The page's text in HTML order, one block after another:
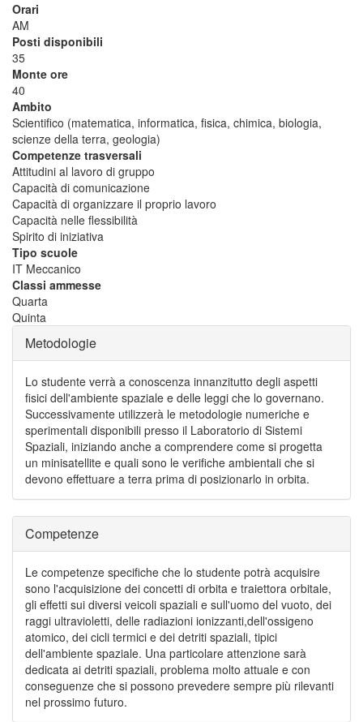
Orari
AM
Posti disponibili
35
Monte ore
40
Ambito
Scientifico (matematica, informatica, fisica, chimica, biologia,
scienze della terra, geologia)
Competenze trasversali
Attitudini al lavoro di gruppo
Capacità di comunicazione
Capacità di organizzare il proprio lavoro
Capacità nelle flessibilità
Spirito di iniziativa
Tipo scuole
IT Meccanico
Classi ammesse
Quarta
Quinta
Metodologie
Lo studente verrà a conoscenza innanzitutto degli aspetti
fisici dell'ambiente spaziale e delle leggi che lo governano.
Successivamente utilizzerà le metodologie numeriche e
sperimentali disponibili presso il Laboratorio di Sistemi
Spaziali, iniziando anche a comprendere come si progetta
un minisatellite e quali sono le verifiche ambientali che si
devono effettuare a terra prima di posizionarlo in orbita.
Competenze
Le competenze specifiche che lo studente potrà acquisire
sono l'acquisizione dei concetti di orbita e traiettora orbitale,
gli effetti sui diversi veicoli spaziali e sull'uomo del vuoto, dei
raggi ultravioletti, delle radiazioni ionizzanti,dell'ossigeno
atomico, dei cicli termici e dei detriti spaziali, tipici
dell'ambiente spaziale. Una particolare attenzione sarà
dedicata ai detriti spaziali, problema molto attuale e con
conseguenze che si possono prevedere sempre più rilevanti
nel prossimo futuro.